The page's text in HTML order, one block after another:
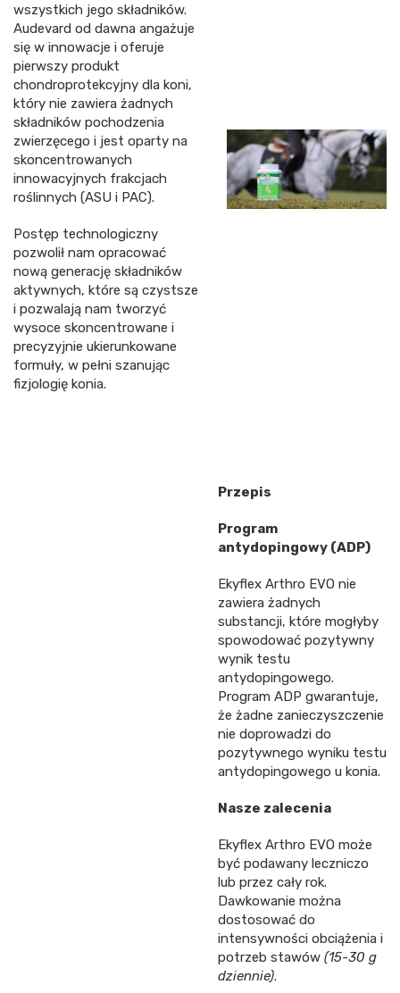
wszystkich jego składników.
Audevard od dawna angażuje
się w innowacje i oferuje
pierwszy produkt
chondroprotekcyjny dla koni,
który nie zawiera żadnych
składników pochodzenia
zwierzęcego i jest oparty na
skoncentrowanych
innowacyjnych frakcjach
roślinnych (ASU i PAC).
Postęp technologiczny
pozwolił nam opracować
nową generację składników
aktywnych, które są czystsze
i pozwalają nam tworzyć
wysoce skoncentrowane i
precyzyjnie ukierunkowane
formuły, w pełni szanując
fizjologię konia.
Przepis
Program
antydopingowy (ADP)
Ekyflex Arthro EVO nie
zawiera żadnych
substancji, które mogłyby
spowodować pozytywny
wynik testu
antydopingowego.
Program ADP gwarantuje,
że żadne zanieczyszczenie
nie doprowadzi do
pozytywnego wyniku testu
antydopingowego u konia.
Nasze zalecenia
Ekyflex Arthro EVO może
być podawany leczniczo
lub przez cały rok.
Dawkowanie można
dostosować do
intensywności obciążenia i
potrzeb stawów (15-30 g
dziennie).